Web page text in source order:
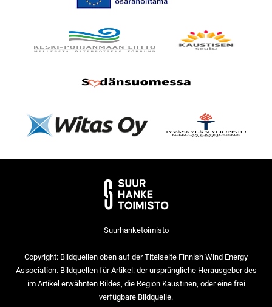
Suurhanketoimisto
Copyright: Bildquellen oben auf der Titelseite Finnish Wind Energy
Association. Bildquellen für Artikel: der ursprüngliche Herausgeber des
im Artikel erwähnten Bildes, die Region Kaustinen, oder eine frei
verfügbare Bildquelle.